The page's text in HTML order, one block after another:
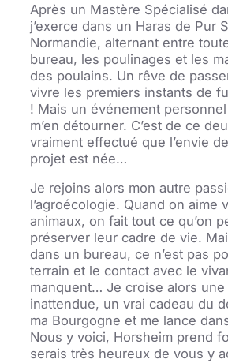
Après un Mastère Spécialisé
j’exerce dans un Haras de Pur
Normandie, alternant entre
bureau, les poulinages et les
des poulains. Un rêve de
vivre les premiers instants de
! Mais un événement
m’en détourner. C’est de ce
vraiment effectué que l’envie
projet est née…
Je rejoins alors mon autre
l’agroécologie. Quand on aime
animaux, on fait tout ce qu’on
préserver leur cadre de vie.
dans un bureau, ce n’est pas
terrain et le contact avec le
manquent… Je croise alors
inattendue, un vrai cadeau du
ma Bourgogne et me lance
Nous y voici, Horsheim prend
serais très heureux de vous y